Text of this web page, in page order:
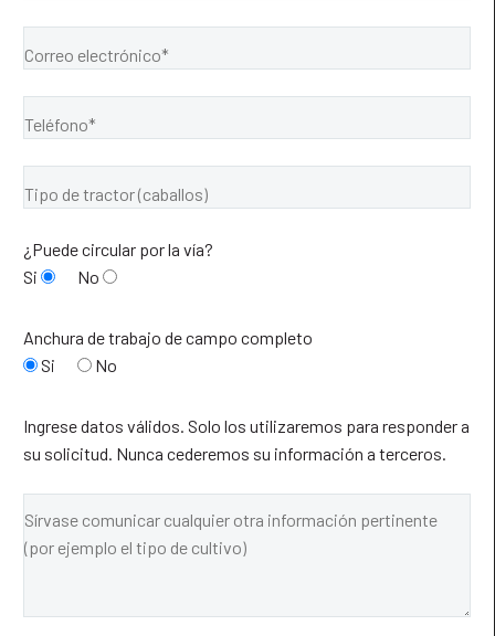
¿Puede circular por la vía?
Si
No
Anchura de trabajo de campo completo
Si
No
Ingrese datos válidos. Solo los utilizaremos para responder a
su solicitud. Nunca cederemos su información a terceros.